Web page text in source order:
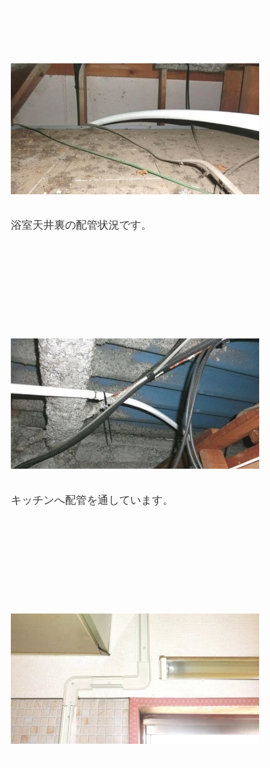
浴室天井裏の配管状況です。
キッチンへ配管を通しています。